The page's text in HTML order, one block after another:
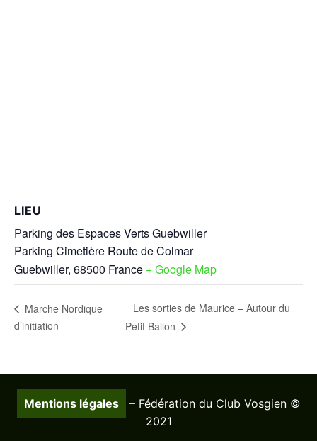
LIEU
Parking des Espaces Verts Guebwiller
Parking Cimetière Route de Colmar
Guebwiller, 68500 France + Google Map
Marche Nordique
d’initiation
Les sorties de Maurice – Autour du
Petit Ballon
Mentions légales
– Fédération du Club Vosgien ©
2021